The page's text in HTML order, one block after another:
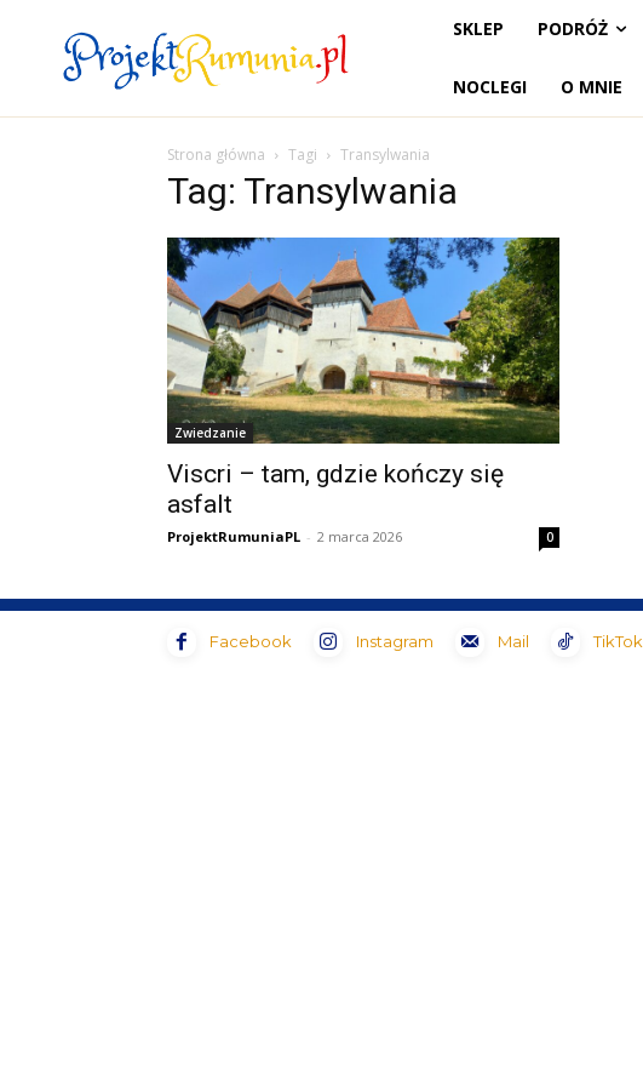
SKLEP PODRÓŻ
NOCLEGI O MNIE
Strona główna Tagi Transylwania
Tag: Transylwania
Zwiedzanie
Viscri – tam, gdzie kończy się
asfalt
ProjektRumuniaPL - 2 marca 2026 0
Facebook Instagram Mail TikTok